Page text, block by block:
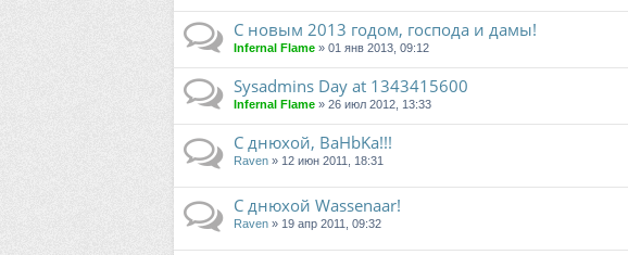
С новым 2013 годом, господа и дамы!
Infernal Flame » 01 янв 2013, 09:12
Sysadmins Day at 1343415600
Infernal Flame » 26 июл 2012, 13:33
С днюхой, BaHbKa!!!
Raven » 12 июн 2011, 18:31
С днюхой Wassenaar!
Raven » 19 апр 2011, 09:32